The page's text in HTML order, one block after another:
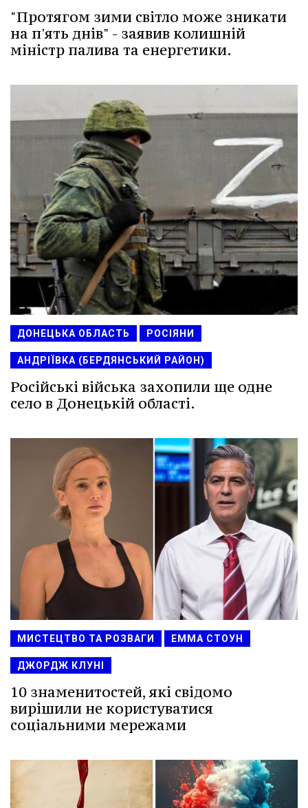
"Протягом зими світло може зникати
на п'ять днів" - заявив колишній
міністр палива та енергетики.
ДОНЕЦЬКА ОБЛАСТЬ РОСІЯНИ
АНДРІЇВКА (БЕРДЯНСЬКИЙ РАЙОН)
Російські війська захопили ще одне
село в Донецькій області.
МИСТЕЦТВО ТА РОЗВАГИ ЕММА СТОУН
ДЖОРДЖ КЛУНІ
10 знаменитостей, які свідомо
вирішили не користуватися
соціальними мережами